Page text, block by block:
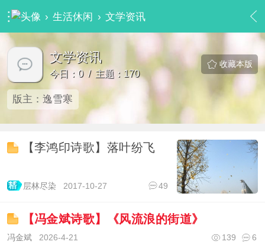
› 生活休闲 › 文学资讯
文学资讯
今日：0 / 主题：170
收藏本版
版主：逸雪寒
【李鸿印诗歌】落叶纷飞
层林尽染 2017-10-27
49
【冯金斌诗歌】《风流浪的街道》
冯金斌2026-4-21 6
139